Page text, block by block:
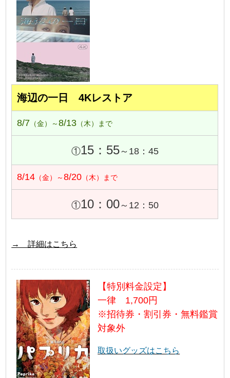
海辺の一日 4Kレストア
8/7 （金）～8/13 （木）まで
①15：55～18：45
8/14 （金）～8/20 （木）まで
①10：00～12：50
→ 詳細はこちら
【特別料金設定】
一律 1,700円
※招待券・割引券・無料鑑賞
対象外
取扱いグッズはこちら